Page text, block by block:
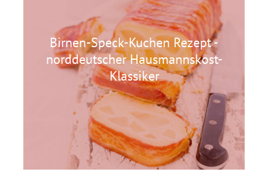
Birnen-Speck-Kuchen Rezept -
norddeutscher Hausmannskost-
Klassiker